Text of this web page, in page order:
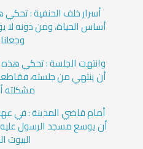
أسرار خلف الحنفية :
أساس الحياة، ومن دونه لا
وانتهت الجلسة : تحكي
أن ينتهي من جلسته،
مشكلته
أمام قاضي المدينة : في
أن يوسع مسجد الرسول
البيوت